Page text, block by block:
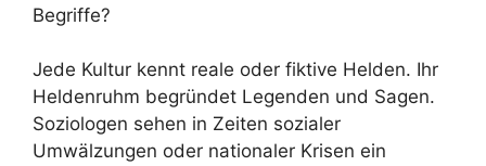
Begriffe?
Jede Kultur kennt reale oder fiktive Helden. Ihr
Heldenruhm begründet Legenden und Sagen.
Soziologen sehen in Zeiten sozialer
Umwälzungen oder nationaler Krisen ein